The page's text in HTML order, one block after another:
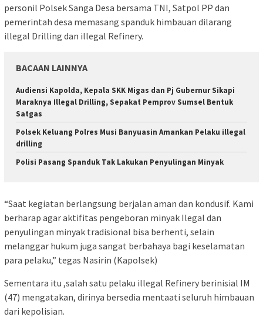
personil Polsek Sanga Desa bersama TNI, Satpol PP dan
pemerintah desa memasang spanduk himbauan dilarang
illegal Drilling dan illegal Refinery.
BACAAN LAINNYA
Audiensi Kapolda, Kepala SKK Migas dan Pj Gubernur Sikapi
Maraknya Illegal Drilling, Sepakat Pemprov Sumsel Bentuk
Satgas
Polsek Keluang Polres Musi Banyuasin Amankan Pelaku illegal
drilling
Polisi Pasang Spanduk Tak Lakukan Penyulingan Minyak
“Saat kegiatan berlangsung berjalan aman dan kondusif. Kami
berharap agar aktifitas pengeboran minyak Ilegal dan
penyulingan minyak tradisional bisa berhenti, selain
melanggar hukum juga sangat berbahaya bagi keselamatan
para pelaku,” tegas Nasirin (Kapolsek)
Sementara itu ,salah satu pelaku illegal Refinery berinisial IM
(47) mengatakan, dirinya bersedia mentaati seluruh himbauan
dari kepolisian.